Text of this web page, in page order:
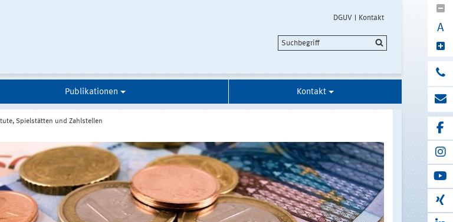
DGUV Kontakt
A
Publikationen Kontakt
Spielstätten und Zahlstellen